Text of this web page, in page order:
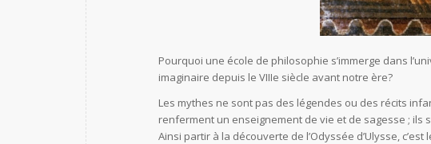
Pourquoi une école de philosophie s’immerge dans
imaginaire depuis le VIIIe siècle avant notre ère?
Les mythes ne sont pas des légendes ou des récits
renferment un enseignement de vie et de sagesse ; ils
Ainsi partir à la découverte de l’Odyssée d’Ulysse,